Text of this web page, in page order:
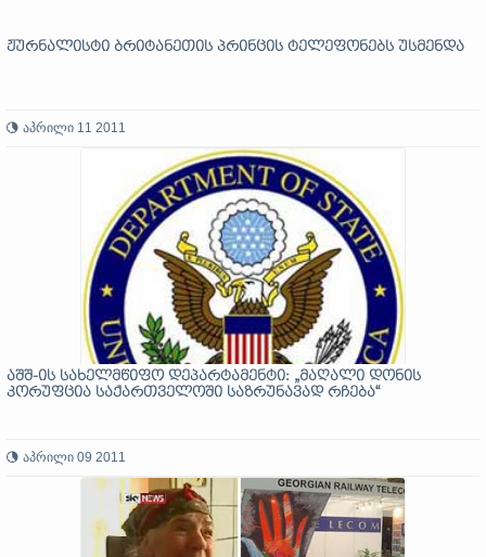
ჟურნალისტი ბრიტანეთის პრინცის ტელეფონებს უსმენდა
აპრილი 11 2011
აშშ-ის სახელმწიფო დეპარტამენტი: „მაღალი დონის
კორუფცია საქართველოში საზრუნავად რჩება“
აპრილი 09 2011